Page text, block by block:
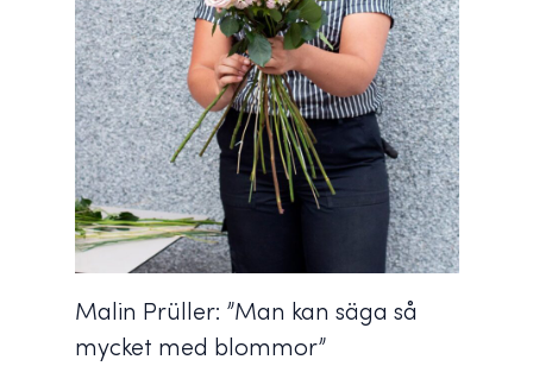
Malin Prüller: ”Man kan säga så
mycket med blommor”